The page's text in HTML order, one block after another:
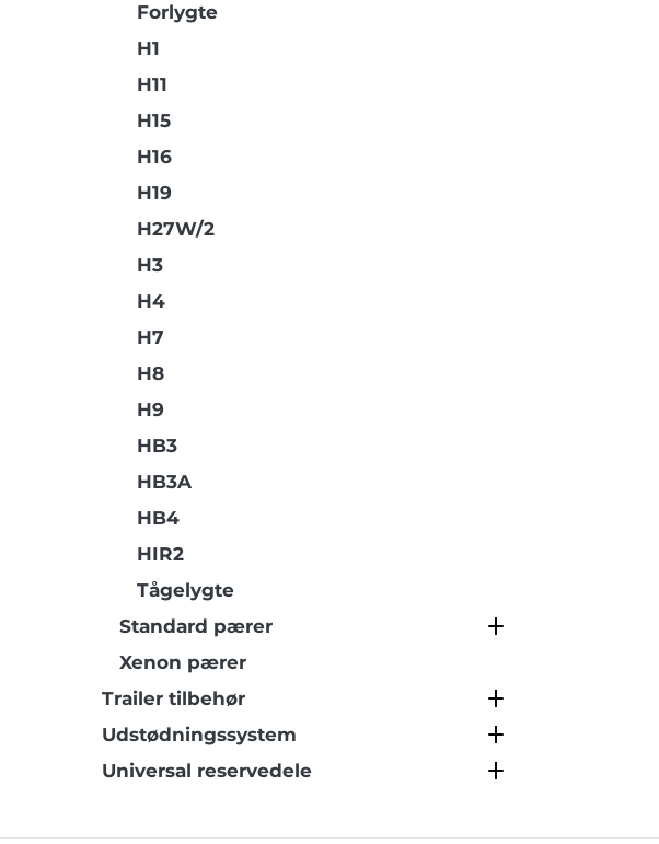
Forlygte
H1
H11
H15
H16
H19
H27W/2
H3
H4
H7
H8
H9
HB3
HB3A
HB4
HIR2
Tågelygte
Standard pærer
Xenon pærer
Trailer tilbehør
Udstødningssystem
Universal reservedele